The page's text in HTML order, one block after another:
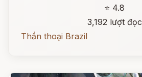
⭐ 4.8
3,192 lượt đọc
Thần thoại Brazil